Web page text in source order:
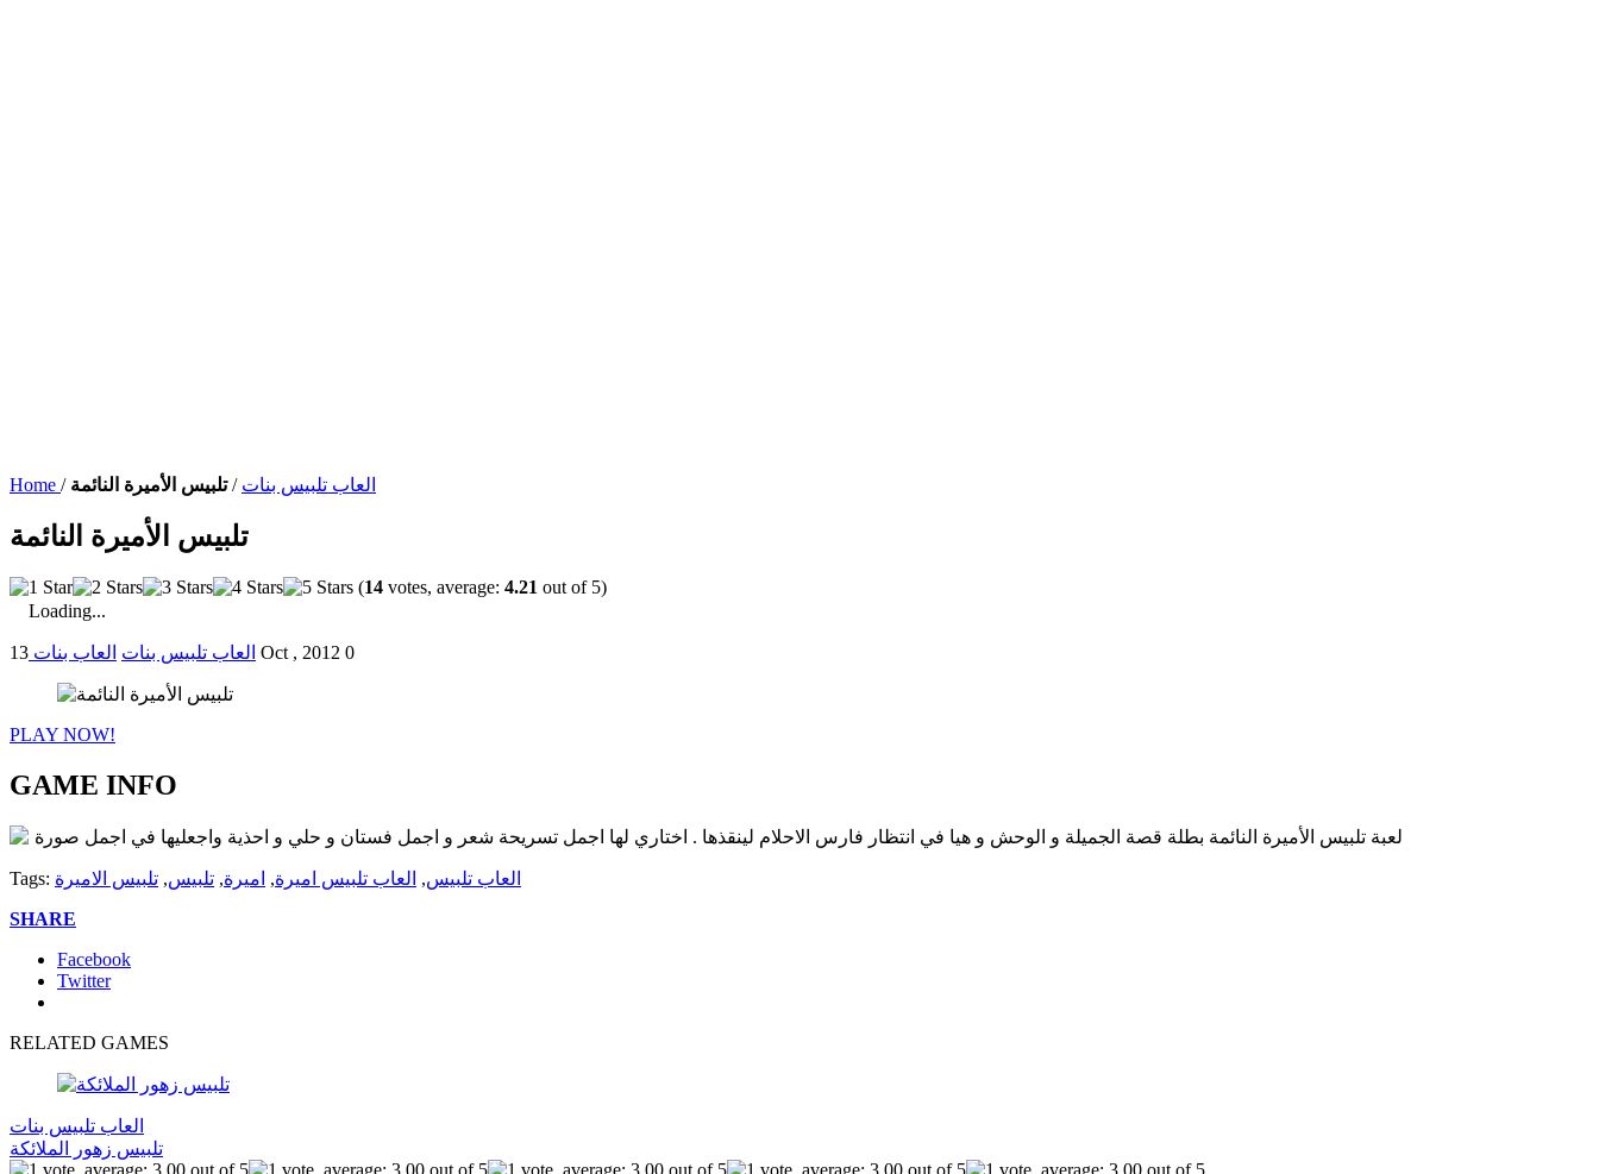
Home / العاب تلبيس بنات / تلبيس الأميرة النائمة
تلبيس الأميرة النائمة
(14 votes, average: 4.21 out of 5)
Loading...
العاب تلبيس بنات العاب بنات 13 Oct , 2012 0
PLAY NOW!
GAME INFO
لعبة تلبيس الأميرة النائمة بطلة قصة الجميلة و الوحش و هيا في انتظار فارس الاحلام لينقذها . اختاري لها اجمل تسريحة شعر و اجمل فستان و حلي و احذية واجعليها في اجمل صورة
Tags: العاب تلبيس, العاب تلبيس اميرة, اميرة, تلبيس, تلبيس الاميرة
SHARE
Facebook
Twitter
RELATED GAMES
العاب تلبيس بنات
تلبيس زهور الملائكة